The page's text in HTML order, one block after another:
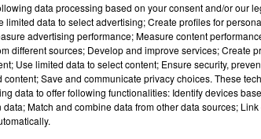
data processing based on your consent and/or our
limited data to select advertising; Create profiles for
advertising performance; Measure content
different sources; Develop and improve services; Create
Use limited data to select content; Ensure security,
Save and communicate privacy choices. These
data to offer following functionalities: Identify devices
Match and combine data from other data sources;